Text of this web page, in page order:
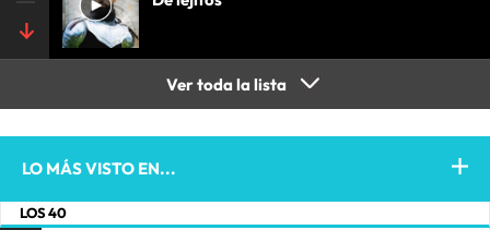
Ver toda la lista
LO MÁS VISTO EN...
LOS 40